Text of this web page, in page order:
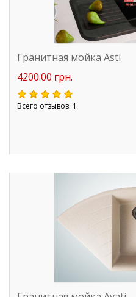
Гранитная мойка Asti
4200.00 грн.
Всего отзывов: 1